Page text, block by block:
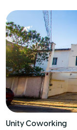
Unity Coworking